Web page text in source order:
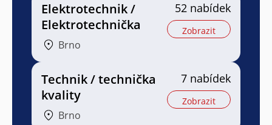
Elektrotechnik /
Elektrotechnička
Brno
52 nabídek
Zobrazit
Technik / technička
kvality
Brno
7 nabídek
Zobrazit